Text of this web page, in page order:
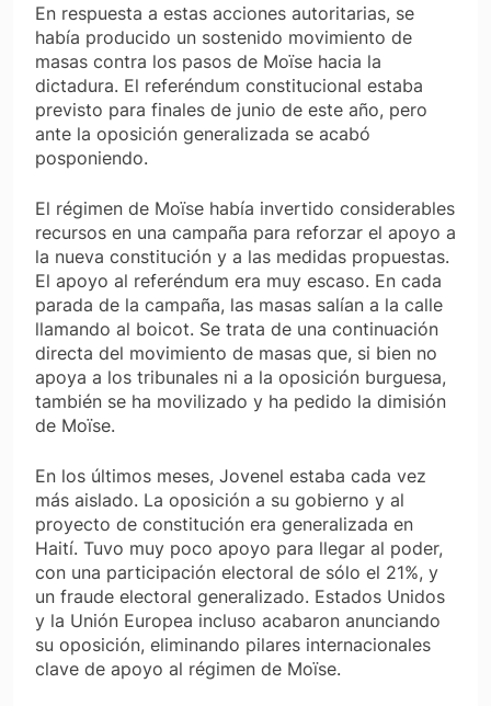
En respuesta a estas acciones autoritarias, se
había producido un sostenido movimiento de
masas contra los pasos de Moïse hacia la
dictadura. El referéndum constitucional estaba
previsto para finales de junio de este año, pero
ante la oposición generalizada se acabó
posponiendo.
El régimen de Moïse había invertido considerables
recursos en una campaña para reforzar el apoyo a
la nueva constitución y a las medidas propuestas.
El apoyo al referéndum era muy escaso. En cada
parada de la campaña, las masas salían a la calle
llamando al boicot. Se trata de una continuación
directa del movimiento de masas que, si bien no
apoya a los tribunales ni a la oposición burguesa,
también se ha movilizado y ha pedido la dimisión
de Moïse.
En los últimos meses, Jovenel estaba cada vez
más aislado. La oposición a su gobierno y al
proyecto de constitución era generalizada en
Haití. Tuvo muy poco apoyo para llegar al poder,
con una participación electoral de sólo el 21%, y
un fraude electoral generalizado. Estados Unidos
y la Unión Europea incluso acabaron anunciando
su oposición, eliminando pilares internacionales
clave de apoyo al régimen de Moïse.